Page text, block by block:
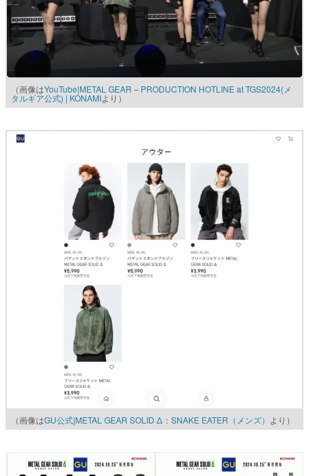
（画像はYouTube|METAL GEAR – PRODUCTION HOTLINE at TGS2024(メ
タルギア公式) | KONAMIより）
（画像はGU公式|METAL GEAR SOLID Δ：SNAKE EATER（メンズ） より）